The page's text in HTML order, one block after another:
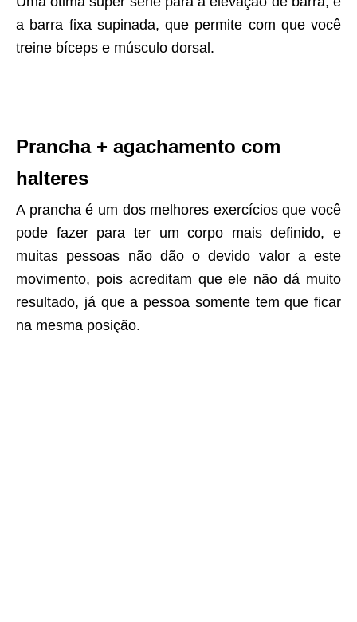
a barra fixa supinada, que permite com que você
treine bíceps e músculo dorsal.
Prancha + agachamento com
halteres
A prancha é um dos melhores exercícios que você
pode fazer para ter um corpo mais definido, e
muitas pessoas não dão o devido valor a este
movimento, pois acreditam que ele não dá muito
resultado, já que a pessoa somente tem que ficar
na mesma posição.